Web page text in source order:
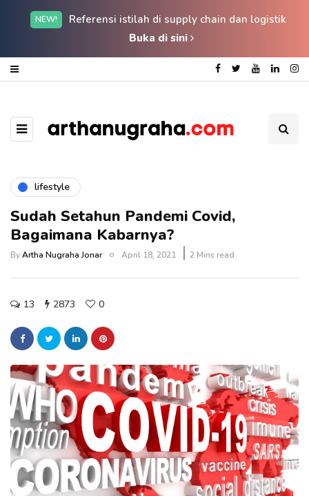
NEW!
Referensi istilah di supply chain dan logistik
Buka di sini
lifestyle
Sudah Setahun Pandemi Covid,
Bagaimana Kabarnya?
ByArtha Nugraha Jonar April 18, 2021 2 Mins read
13 2873 0